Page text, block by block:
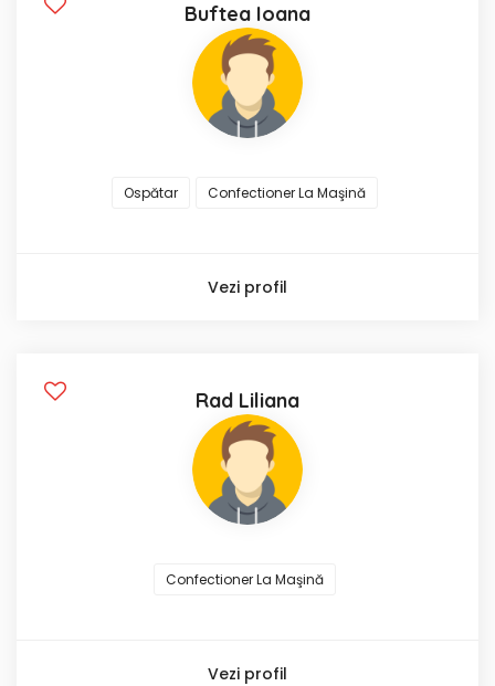
Buftea Ioana
Ospătar Confectioner La Maşină
Vezi profil
Rad Liliana
Confectioner La Maşină
Vezi profil